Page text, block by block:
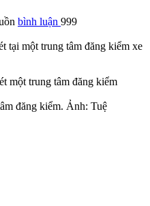
bình luận 999
tại một trung tâm đăng kiểm xe
đăng kiểm. Ảnh: Tuệ